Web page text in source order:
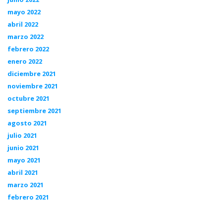
mayo 2022
abril 2022
marzo 2022
febrero 2022
enero 2022
diciembre 2021
noviembre 2021
octubre 2021
septiembre 2021
agosto 2021
julio 2021
junio 2021
mayo 2021
abril 2021
marzo 2021
febrero 2021